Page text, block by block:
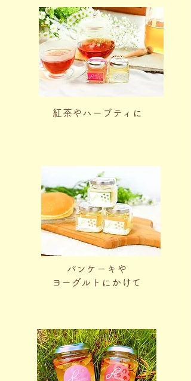
紅茶やハーブティに
パンケーキや
​ヨーグルトにかけて